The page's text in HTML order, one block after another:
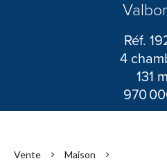
Réf.
4
131
970
Vente
Maison